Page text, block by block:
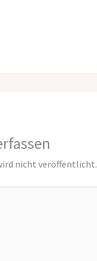
nicht veröffentlicht.